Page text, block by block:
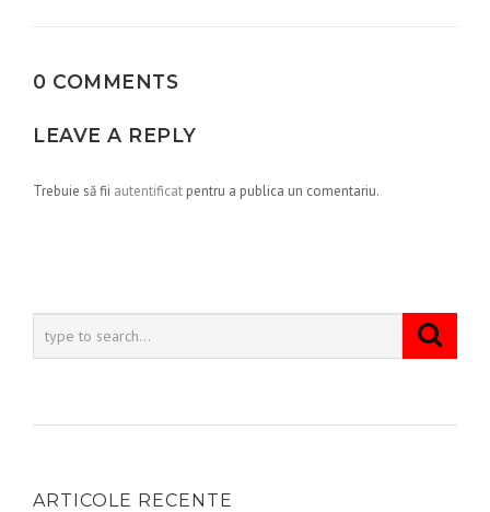
0 COMMENTS
LEAVE A REPLY
Trebuie să fii autentificat pentru a publica un comentariu.
ARTICOLE RECENTE